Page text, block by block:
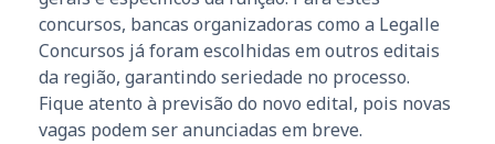
concursos, bancas organizadoras como a Legalle
Concursos já foram escolhidas em outros editais
da região, garantindo seriedade no processo.
Fique atento à previsão do novo edital, pois novas
vagas podem ser anunciadas em breve.